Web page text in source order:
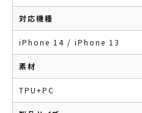
対応機種
iPhone 14 / iPhone 13
素材
TPU+PC